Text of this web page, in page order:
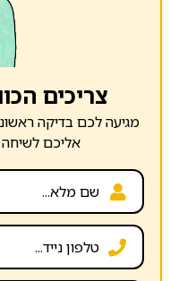
צריכים
מגיעה לכם בדיקה
אליכם